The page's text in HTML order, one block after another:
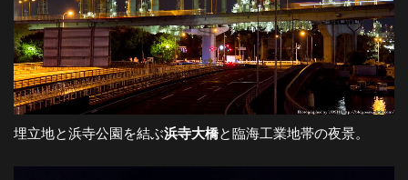
埋立地と浜寺公園を結ぶ浜寺大橋と臨海工業地帯の夜景。